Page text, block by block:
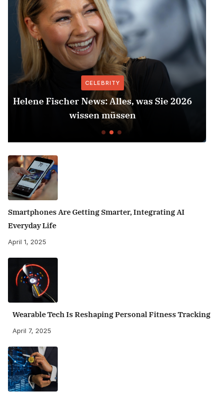
CELEBRITY
Herbert Grönemeyer Zeit Dass Sich
Dreht
Smartphones Are Getting Smarter, Integrating AI
Everyday Life
April 1, 2025
Wearable Tech Is Reshaping Personal Fitness Tracking
April 7, 2025